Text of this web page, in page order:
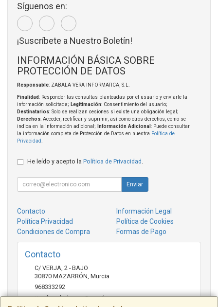
Síguenos en:
¡Suscríbete a Nuestro Boletín!
INFORMACIÓN BÁSICA SOBRE
PROTECCIÓN DE DATOS
Responsable: ZABALA VERA INFORMATICA, S.L.
Finalidad: Responder las consultas planteadas por el usuario y enviarle la
información solicitada; Legitimación: Consentimiento del usuario;
Destinatarios: Solo se realizan cesiones si existe una obligación legal;
Derechos: Acceder, rectificar y suprimir, así como otros derechos, como se
indica en la información adicional;
Información Adicional : Puede consultar
la información completa de Protección de Datos en nuestra Política de
Privacidad
He leído y acepto la Política de Privacidad
Enviar
Contacto
Información Legal
Política Privacidad
Política de Cookies
Condiciones de Compra
Formas de Pago
Contacto
C/ VERJA, 2 - BAJO
30870 MAZARRÓN Murcia
968333292
tienda.zabalavera@gmail.com